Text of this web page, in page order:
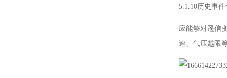
5.1.10历史事件
应能够对遥信
速、气压越限